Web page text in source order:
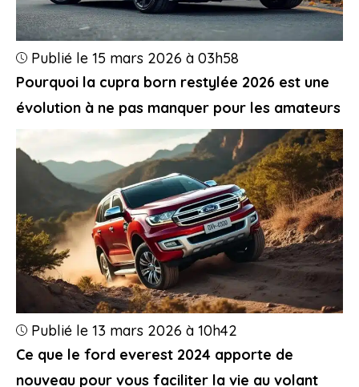
Pourquoi la cupra born restylée 2026 est une
évolution à ne pas manquer pour les amateurs
Publié le 15 mars 2026 à 03h58
Ce que le ford everest 2024 apporte de
nouveau pour vous faciliter la vie au volant
Publié le 13 mars 2026 à 10h42